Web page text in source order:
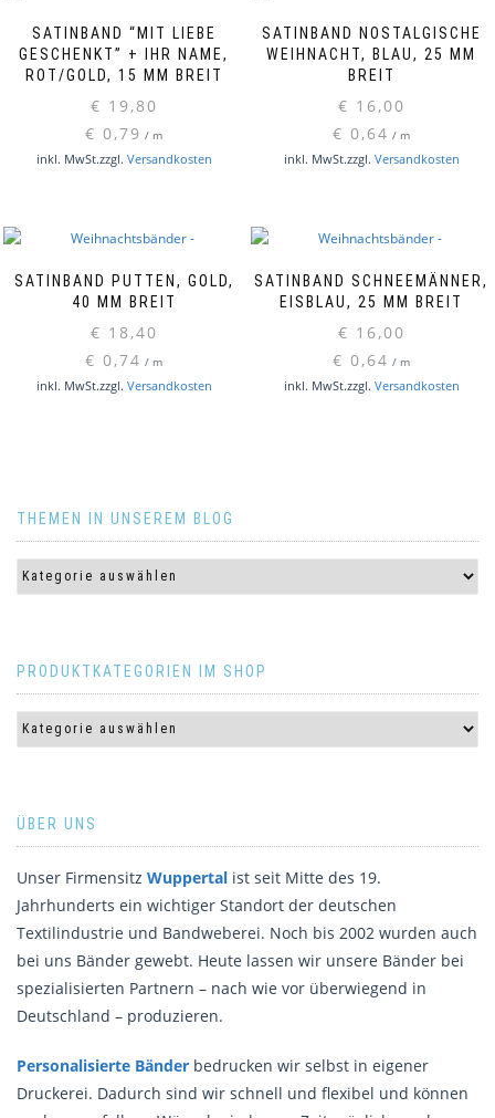
SATINBAND “MIT LIEBE
GESCHENKT” + IHR NAME,
ROT/GOLD, 15 MM BREIT
€ 19,80
€ 0,79 / m
inkl. MwSt.zzgl. Versandkosten
SATINBAND NOSTALGISCHE
WEIHNACHT, BLAU, 25 MM
BREIT
€ 16,00
€ 0,64 / m
inkl. MwSt.zzgl. Versandkosten
SATINBAND PUTTEN, GOLD,
40 MM BREIT
€ 18,40
€ 0,74 / m
inkl. MwSt.zzgl. Versandkosten
SATINBAND SCHNEEMÄNNER,
EISBLAU, 25 MM BREIT
€ 16,00
€ 0,64 / m
inkl. MwSt.zzgl. Versandkosten
THEMEN IN UNSEREM BLOG
PRODUKTKATEGORIEN IM SHOP
ÜBER UNS
Unser Firmensitz Wuppertal ist seit Mitte des 19.
Jahrhunderts ein wichtiger Standort der deutschen
Textilindustrie und Bandweberei. Noch bis 2002 wurden auch
bei uns Bänder gewebt. Heute lassen wir unsere Bänder bei
spezialisierten Partnern – nach wie vor überwiegend in
Deutschland – produzieren.
Personalisierte Bänder bedrucken wir selbst in eigener
Druckerei. Dadurch sind wir schnell und flexibel und können